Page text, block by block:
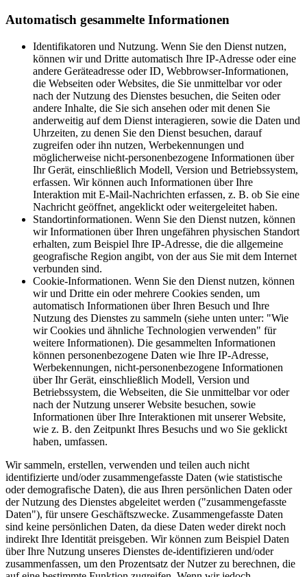
Automatisch gesammelte Informationen
Identifikatoren und Nutzung. Wenn Sie den Dienst nutzen,
können wir und Dritte automatisch Ihre IP-Adresse oder eine
andere Geräteadresse oder ID, Webbrowser-Informationen,
die Webseiten oder Websites, die Sie unmittelbar vor oder
nach der Nutzung des Dienstes besuchen, die Seiten oder
andere Inhalte, die Sie sich ansehen oder mit denen Sie
anderweitig auf dem Dienst interagieren, sowie die Daten und
Uhrzeiten, zu denen Sie den Dienst besuchen, darauf
zugreifen oder ihn nutzen, Werbekennungen und
möglicherweise nicht-personenbezogene Informationen über
Ihr Gerät, einschließlich Modell, Version und Betriebssystem,
erfassen. Wir können auch Informationen über Ihre
Interaktion mit E-Mail-Nachrichten erfassen, z. B. ob Sie eine
Nachricht geöffnet, angeklickt oder weitergeleitet haben.
Standortinformationen. Wenn Sie den Dienst nutzen, können
wir Informationen über Ihren ungefähren physischen Standort
erhalten, zum Beispiel Ihre IP-Adresse, die die allgemeine
geografische Region angibt, von der aus Sie mit dem Internet
verbunden sind.
Cookie-Informationen. Wenn Sie den Dienst nutzen, können
wir und Dritte ein oder mehrere Cookies senden, um
automatisch Informationen über Ihren Besuch und Ihre
Nutzung des Dienstes zu sammeln (siehe unten unter: "Wie
wir Cookies und ähnliche Technologien verwenden" für
weitere Informationen). Die gesammelten Informationen
können personenbezogene Daten wie Ihre IP-Adresse,
Werbekennungen, nicht-personenbezogene Informationen
über Ihr Gerät, einschließlich Modell, Version und
Betriebssystem, die Webseiten, die Sie unmittelbar vor oder
nach der Nutzung unserer Website besuchen, sowie
Informationen über Ihre Interaktionen mit unserer Website,
wie z. B. den Zeitpunkt Ihres Besuchs und wo Sie geklickt
haben, umfassen.
Wir sammeln, erstellen, verwenden und teilen auch nicht
identifizierte und/oder zusammengefasste Daten (wie statistische
oder demografische Daten), die aus Ihren persönlichen Daten oder
der Nutzung des Dienstes abgeleitet werden ("zusammengefasste
Daten"), für unsere Geschäftszwecke. Zusammengefasste Daten
sind keine persönlichen Daten, da diese Daten weder direkt noch
indirekt Ihre Identität preisgeben. Wir können zum Beispiel Daten
über Ihre Nutzung unseres Dienstes de-identifizieren und/oder
zusammenfassen, um den Prozentsatz der Nutzer zu berechnen, die